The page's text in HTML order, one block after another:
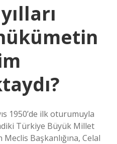
1950’de ilk oturumuyla
Türkiye Büyük Millet
Başkanlığına, Celal